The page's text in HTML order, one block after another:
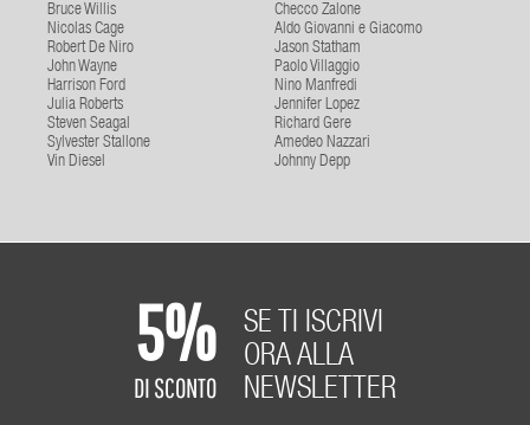
Bruce Willis
Checco Zalone
Nicolas Cage
Aldo Giovanni e Giacomo
Robert De Niro
Jason Statham
John Wayne
Paolo Villaggio
Harrison Ford
Nino Manfredi
Julia Roberts
Jennifer Lopez
Steven Seagal
Richard Gere
Sylvester Stallone
Amedeo Nazzari
Vin Diesel
Johnny Depp
5%
DI SCONTO
SE TI ISCRIVI
ORA ALLA
NEWSLETTER